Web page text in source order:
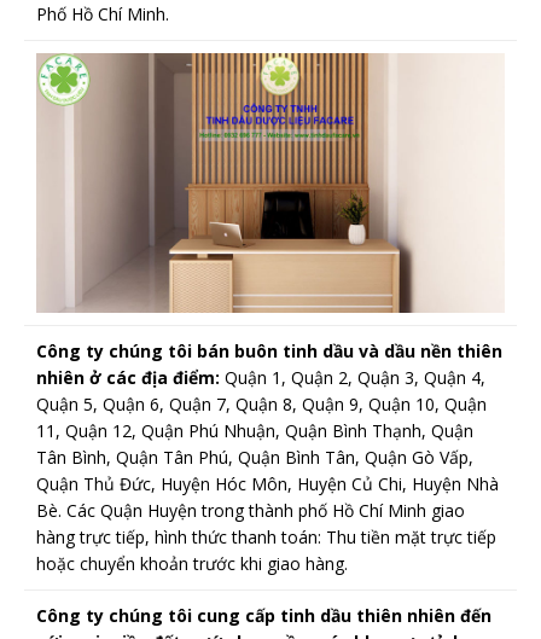
Phố Hồ Chí Minh.
Công ty chúng tôi bán buôn tinh dầu và dầu nền thiên
nhiên ở các địa điểm: Quận 1, Quận 2, Quận 3, Quận 4,
Quận 5, Quận 6, Quận 7, Quận 8, Quận 9, Quận 10, Quận
11, Quận 12, Quận Phú Nhuận, Quận Bình Thạnh, Quận
Tân Bình, Quận Tân Phú, Quận Bình Tân, Quận Gò Vấp,
Quận Thủ Đức, Huyện Hóc Môn, Huyện Củ Chi, Huyện Nhà
Bè. Các Quận Huyện trong thành phố Hồ Chí Minh giao
hàng trực tiếp, hình thức thanh toán: Thu tiền mặt trực tiếp
hoặc chuyển khoản trước khi giao hàng.
Công ty chúng tôi cung cấp tinh dầu thiên nhiên đến